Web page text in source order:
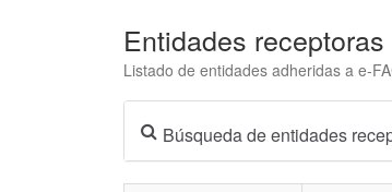
Entidades receptoras
Listado de entidades adheridas a e-
Búsqueda de entidades